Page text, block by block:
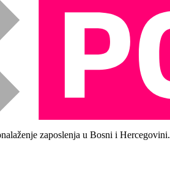
zaposlenja u Bosni i Hercegovini.